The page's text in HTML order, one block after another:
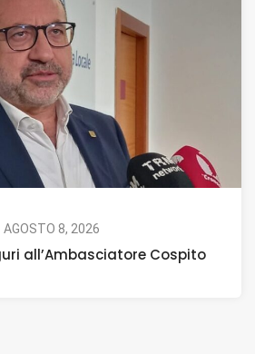
AGOSTO 8, 2026
all’Ambasciatore Cospito